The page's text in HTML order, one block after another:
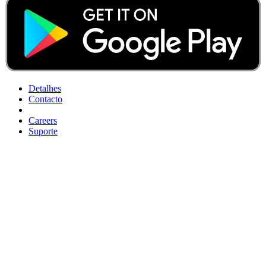
Detalhes
Contacto
Careers
Suporte